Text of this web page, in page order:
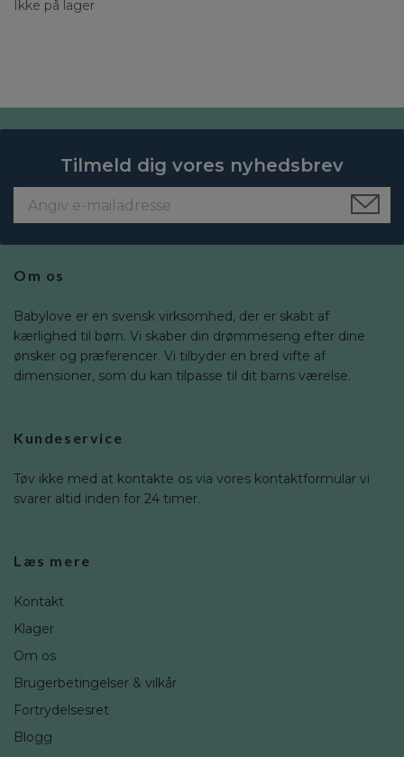
Ikke på lager
Tilmeld dig vores nyhedsbrev
Om os
Babylove er en svensk virksomhed, der er skabt af
kærlighed til børn. Vi skaber din drømmeseng efter dine
ønsker og præferencer. Vi tilbyder en bred vifte af
dimensioner, som du kan tilpasse til dit barns værelse.
Kundeservice
Tøv ikke med at kontakte os via vores kontaktformular vi
svarer altid inden for 24 timer.
Læs mere
Kontakt
Klager
Om os
Brugerbetingelser & vilkår
Fortrydelsesret
Blogg